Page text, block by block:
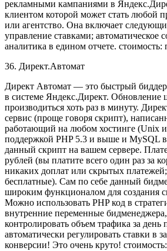
рекламными кампаниями в
клиентом которой может стать любой
или агентство. Она включает
управление ставками; автоматическое
аналитика в едином отчете. стоимость:
36. Директ.Автомат
Директ Автомат — это быстрый биддер
в системе Яндекс.Директ. Обновление
производиться хоть раз в минуту.
сервис (проще говоря скрипт),
работающий на любом хостинге (Unix
поддержкой PHP 5.3 и выше и MySQL
данный скрипт на вашем сервере.
рублей (вы платите всего один раз за
никаких доплат или скрытых
бесплатные). Сам по себе данный
широким функционалом для создания
Можно использовать PHP код в
внутренние переменные
контролировать объем трафика за
автоматически регулировать ставки в
конверсии! Это очень круто!